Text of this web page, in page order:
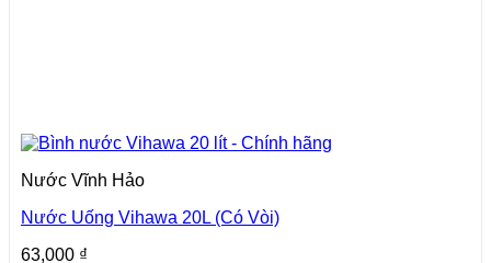
Nước Vĩnh Hảo
Nước Uống Vihawa 20L (Có Vòi)
63,000 ₫